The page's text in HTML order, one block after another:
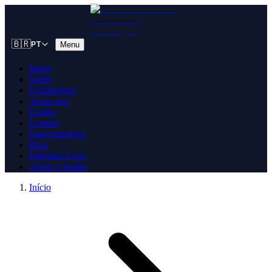
🇧🇷PT Menu
Início
Sobre
Ferramentas
Apoie-nos
Equipe
Contato
Patrocinadores
Blog
Palestina Livre
Apoie o Sudão
Início